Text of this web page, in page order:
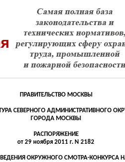
ПРАВИТЕЛЬСТВО МОСКВЫ
СЕВЕРНОГО АДМИНИСТРАТИВНОГО
ГОРОДА МОСКВЫ
РАСПОРЯЖЕНИЕ
от 29 ноября 2011 г. N 2182
ОКРУЖНОГО СМОТРА-КОНКУРСА